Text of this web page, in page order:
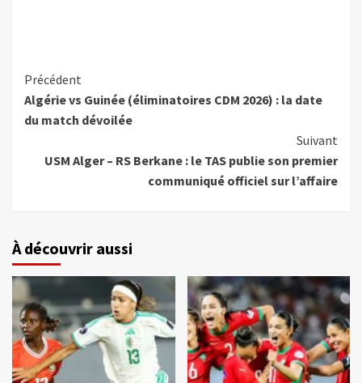
Précédent
Algérie vs Guinée (éliminatoires CDM 2026) : la date
du match dévoilée
Suivant
USM Alger – RS Berkane : le TAS publie son premier
communiqué officiel sur l’affaire
À découvrir aussi